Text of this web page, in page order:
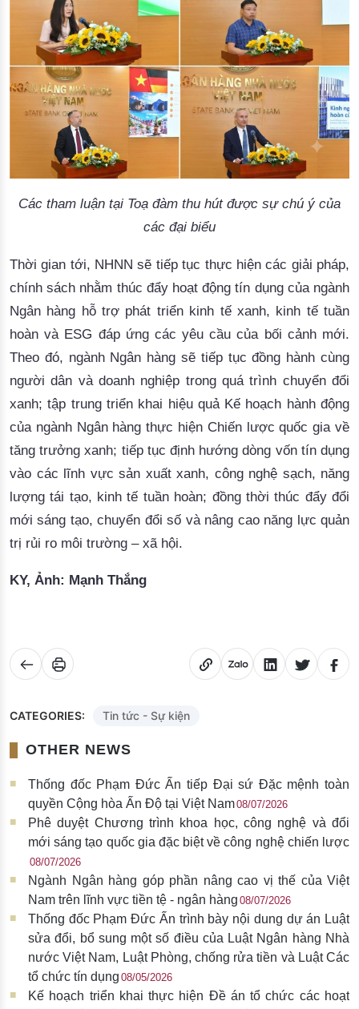
Các tham luận tại Toạ đàm thu hút được sự chú ý của
các đại biểu
Thời gian tới, NHNN sẽ tiếp tục thực hiện các giải pháp,
chính sách nhằm thúc đẩy hoạt động tín dụng của ngành
Ngân hàng hỗ trợ phát triển kinh tế xanh, kinh tế tuần
hoàn và ESG đáp ứng các yêu cầu của bối cảnh mới.
Theo đó, ngành Ngân hàng sẽ tiếp tục đồng hành cùng
người dân và doanh nghiệp trong quá trình chuyển đổi
xanh; tập trung triển khai hiệu quả Kế hoạch hành động
của ngành Ngân hàng thực hiện Chiến lược quốc gia về
tăng trưởng xanh; tiếp tục định hướng dòng vốn tín dụng
vào các lĩnh vực sản xuất xanh, công nghệ sạch, năng
lượng tái tạo, kinh tế tuần hoàn; đồng thời thúc đẩy đổi
mới sáng tạo, chuyển đổi số và nâng cao năng lực quản
trị rủi ro môi trường – xã hội.
KY, Ảnh: Mạnh Thắng
CATEGORIES: Tin tức - Sự kiện
OTHER NEWS
Thống đốc Phạm Đức Ấn tiếp Đại sứ Đặc mệnh toàn
quyền Cộng hòa Ấn Độ tại Việt Nam08/07/2026
Phê duyệt Chương trình khoa học, công nghệ và đổi
mới sáng tạo quốc gia đặc biệt về công nghệ chiến lược
08/07/2026
Ngành Ngân hàng góp phần nâng cao vị thế của Việt
Nam trên lĩnh vực tiền tệ - ngân hàng 08/07/2026
Thống đốc Phạm Đức Ấn trình bày nội dung dự án Luật
sửa đổi, bổ sung một số điều của Luật Ngân hàng Nhà
nước Việt Nam, Luật Phòng, chống rửa tiền và Luật Các
tổ chức tín dụng 08/05/2026
Kế hoạch triển khai thực hiện Đề án tổ chức các hoạt